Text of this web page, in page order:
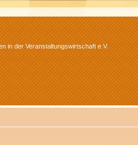
in der Veranstaltungswirtschaft e.V.